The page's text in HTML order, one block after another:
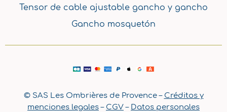
Tensor de cable ajustable gancho y gancho
Gancho mosquetón
© SAS Les Ombrières de Provence – Créditos y
menciones legales– CGV– Datos personales